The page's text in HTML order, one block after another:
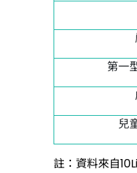
第一
兒
註：資料來自